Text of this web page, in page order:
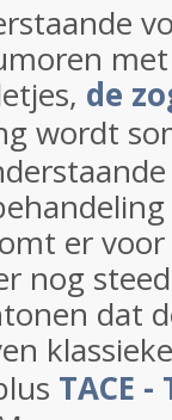
de
wordt
er
nog
dat
TACE